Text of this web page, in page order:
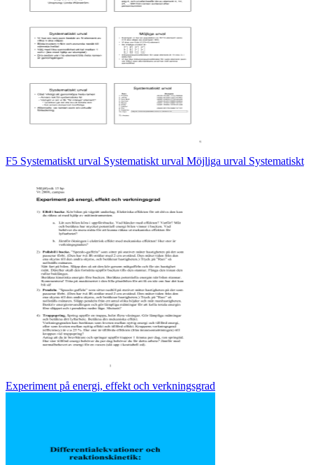
F5 Systematiskt urval Systematiskt urval Möjliga urval Systematiskt
Experiment på energi, effekt och verkningsgrad